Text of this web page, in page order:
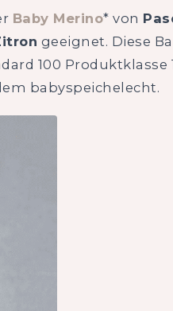
Baby Merino* von
geeignet. Diese
100 Produktklasse
babyspeichelecht.